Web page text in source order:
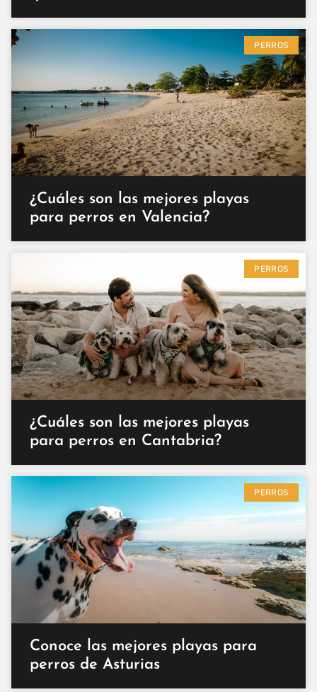
PERROS
¿Cuáles son las mejores playas
para perros en Valencia?
PERROS
¿Cuáles son las mejores playas
para perros en Cantabria?
PERROS
Conoce las mejores playas para
perros de Asturias